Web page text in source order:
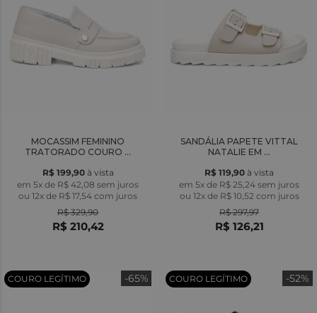
MOCASSIM FEMININO
TRATORADO COURO ...
R$ 329,90
R$ 210,42
em 5x de R$ 42,08 sem juros
ou 12x de R$ 17,54 com juros
R$ 199,90à vista
SANDÁLIA PAPETE VITTAL
NATALIE EM ...
R$ 297,97
R$ 126,21
em 5x de R$ 25,24 sem juros
ou 12x de R$ 10,52 com juros
R$ 119,90 à vista
-65%
COURO LEGÍTIMO -52%
COURO LEGÍTIMO